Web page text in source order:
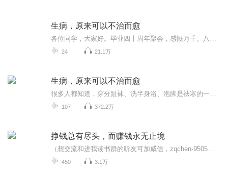
生病，原来可以不治而愈
24 21.1万
生病，原来可以不治而愈
107 372.2万
挣钱总有尽头，而赚钱永无止境
450 3.1万